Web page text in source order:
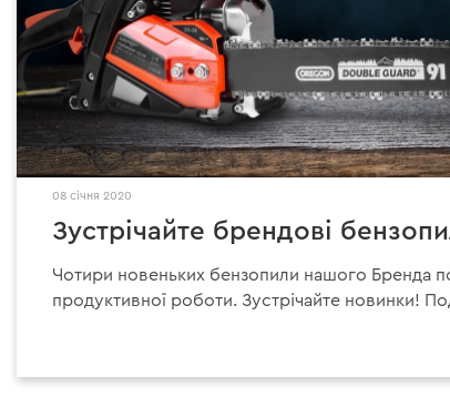
08 січня 2020
Зустрічайте брендові
Чотири новеньких бензопили нашого Бренда
продуктивної роботи. Зустрічайте новинки!